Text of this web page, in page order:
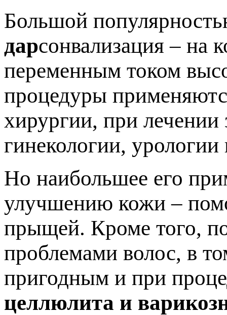
Большой
дарсонвализация – на
переменным током
процедуры
хирургии, при лечении
гинекологии, урологии
Но наибольшее его
улучшению кожи –
прыщей. Кроме того,
проблемами волос, в
пригодным и при
целлюлита и